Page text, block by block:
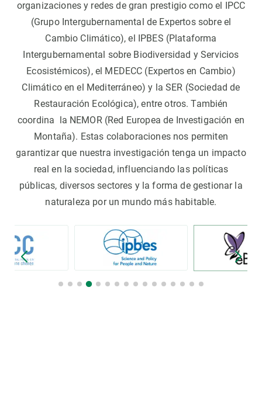
organizaciones y redes de gran prestigio como el IPCC
(Grupo Intergubernamental de Expertos sobre el
Cambio Climático), el IPBES (Plataforma
Intergubernamental sobre Biodiversidad y Servicios
Ecosistémicos), el MEDECC (Expertos en Cambio)
Climático en el Mediterráneo) y la SER (Sociedad de
Restauración Ecológica), entre otros. También
coordina la NEMOR (Red Europea de Investigación en
Montaña). Estas colaboraciones nos permiten
garantizar que nuestra investigación tenga un impacto
real en la sociedad, influenciando las políticas
públicas, diversos sectores y la forma de gestionar la
naturaleza por un mundo más habitable.